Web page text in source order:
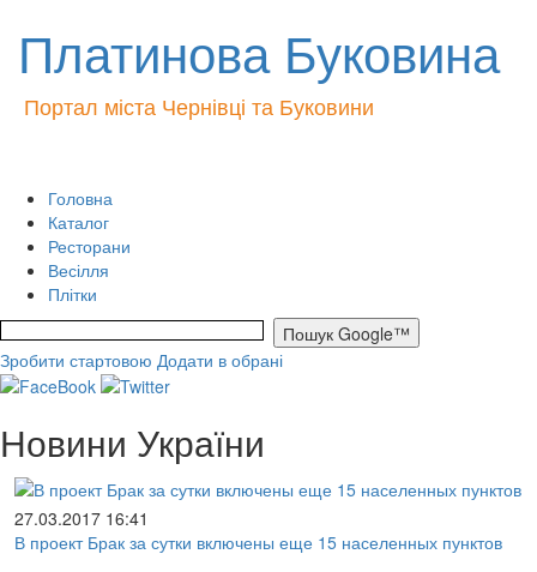
Платинова Буковина
Портал міста Чернівці та Буковини
Головна
Каталог
Ресторани
Весілля
Плітки
Зробити стартовою Додати в обрані
Новини України
27.03.2017 16:41
В проект Брак за сутки включены еще 15 населенных пунктов